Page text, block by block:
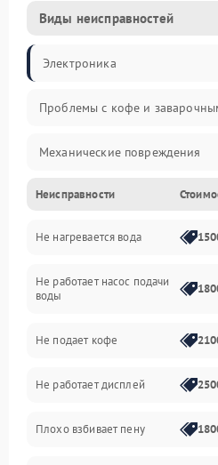
Виды неисправностей
Электроника
Проблемы с кофе и
Механические повреждения
Прочие неисправности
Включение и работа
Проблемы с водой
Проблемы с капучинатором и
Управление и электроника
Программное обеспечение
Неисправности
Не нагревается вода
Не работает насос подачи
воды
Не подает кофе
Не работает дисплей
Плохо взбивает пену